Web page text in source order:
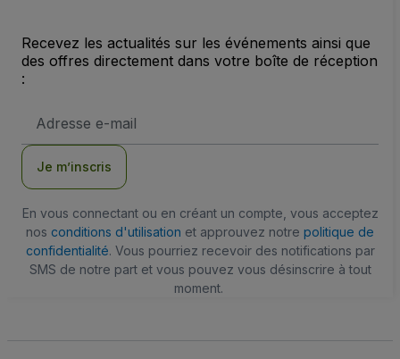
Recevez les actualités sur les événements ainsi que
des offres directement dans votre boîte de réception
:
e-
Je m’inscris
En vous connectant ou en créant un compte, vous acceptez
nos conditions d'utilisation et approuvez notre politique de
confidentialité. Vous pourriez recevoir des notifications par
SMS de notre part et vous pouvez vous désinscrire à tout
moment.